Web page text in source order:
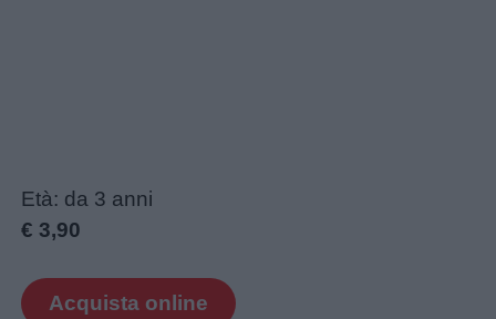
Età: da 3 anni
€ 3,90
Acquista online